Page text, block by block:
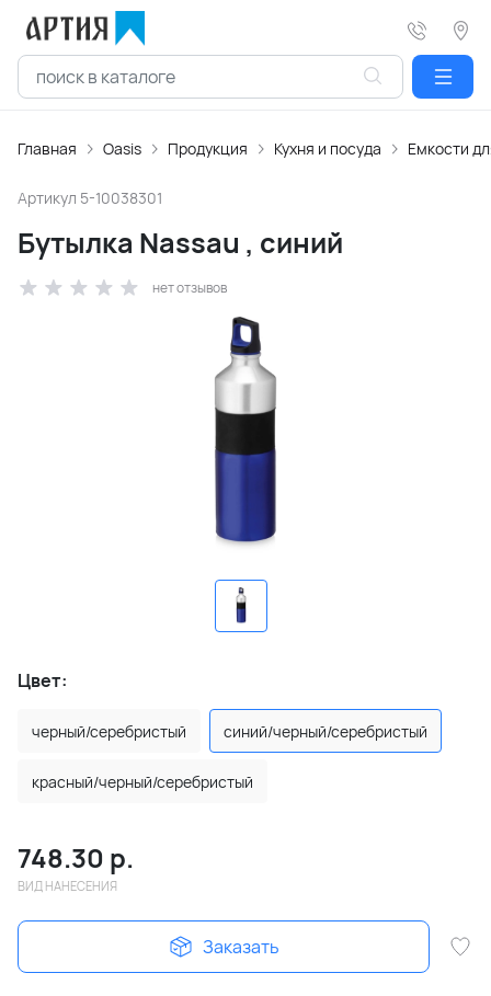
Главная Oasis Продукция Кухня и посуда Емкости
Артикул 5-10038301
Бутылка Nassau , синий
нет отзывов
Цвет:
черный/серебристый синий/черный/серебристый
красный/черный/серебристый
748.30 р.
ВИД НАНЕСЕНИЯ
Заказать